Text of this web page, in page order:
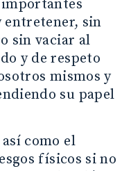
entretener, sin
sin vaciar al
y de respeto
mismos y
su papel
como el
físicos si no